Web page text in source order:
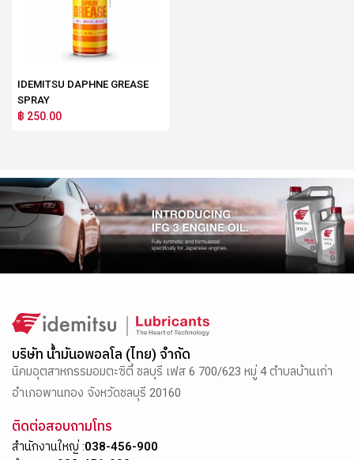
IDEMITSU DAPHNE GREASE
SPRAY
฿ 250.00
บริษัท น้ำมันอพอลโล (ไทย) จำกัด
นิคมอุตสาหกรรมอมตะซิตี้ ชลบุรี เฟส 6 700/623 หมู่ 4 ตำบลบ้านเก่า
อำเภอพานทอง จังหวัดชลบุรี 20160
ติดต่อสอบถามโทร
สำนักงานใหญ่ :038-456-900